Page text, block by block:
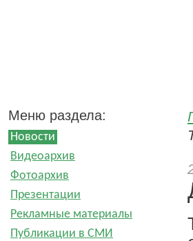
Меню раздела:
Новости
Видеоархив
Фотоархив
Презентации
Рекламные материалы
Публикации в СМИ